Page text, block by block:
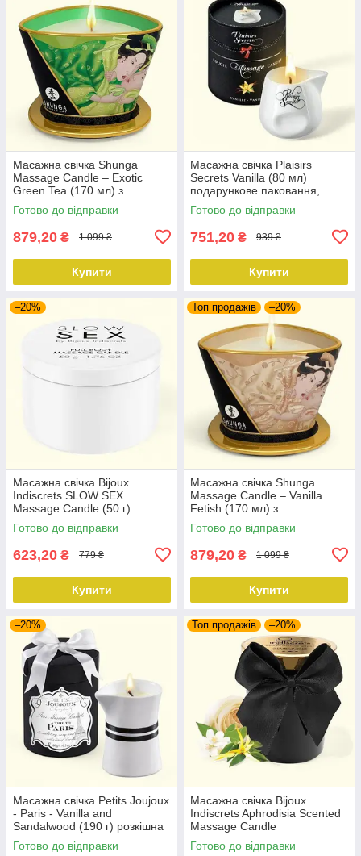
Масажна свічка Shunga
Massage Candle – Exotic
Green Tea (170 мл) з
афродизіаками
Готово до відправки
879,20 ₴ 1 099 ₴
Купити
Масажна свічка Plaisirs
Secrets Vanilla (80 мл)
подарункове паковання,
керамічний посуд
Готово до відправки
751,20 ₴ 939 ₴
Купити
–20%
Масажна свічка Bijoux
Indiscrets SLOW SEX
Massage Candle (50 г)
Готово до відправки
623,20 ₴ 779 ₴
Купити
Топ продажів –20%
Масажна свічка Shunga
Massage Candle – Vanilla
Fetish (170 мл) з
афродизіаками
Готово до відправки
879,20 ₴ 1 099 ₴
Купити
–20%
Масажна свічка Petits Joujoux
- Paris - Vanilla and
Sandalwood (190 г) розкішна
упаковка
Готово до відправки
Топ продажів –20%
Масажна свічка Bijoux
Indiscrets Aphrodisia Scented
Massage Candle
Готово до відправки